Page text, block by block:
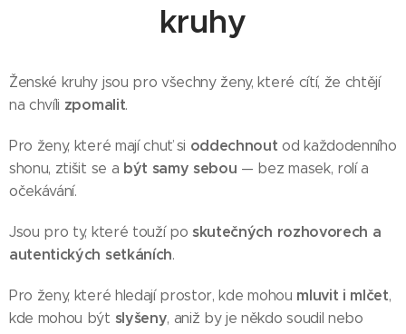
kruhy
Ženské kruhy jsou pro všechny ženy, které cítí, že chtějí
na chvíli zpomalit.
Pro ženy, které mají chuť si oddechnoutod každodenního
shonu, ztišit se a být samy sebou — bez masek, rolí a
očekávání.
Jsou pro ty, které touží poskutečných rozhovorech a
autentických setkáních.
Pro ženy, které hledají prostor, kde mohou mluvit i mlčet,
kde mohou být slyšeny, aniž by je někdo soudil nebo